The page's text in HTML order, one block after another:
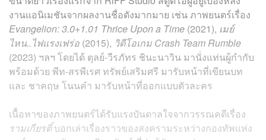
งานแอนิเมชันจากผลงานชื่อดังมากมาย เช่น ภาพยนตร์เรื่อง
Evangelion: 3.0+1.01 Thrice Upon a Time (2021), เมย์
ไหน..ไฟแรงเฟร่อ (2015), วิดีโอเกม Crash Team Rumble
(2023) ฯลฯ โดยได้ ตุลย์-วีรภัทร ชินะนาวิน มานั่งแท่นผู้กำกับ
พร้อมด้วย พีท-สรพีเรศ ทรัพย์เสริมศรี มารับหน้าที่เขียนบท
และ ชาคฤษ โนนคำ มารับหน้าที่ออกแบบตัวละคร
เนื้อหาของภาพยนตร์ได้รับแรงบันดาลใจจากวรรณคดีเรื่อง
รามเกียรติ์บอกเล่าเรื่องราวของสงครามระหว่างกองทัพแห่ง